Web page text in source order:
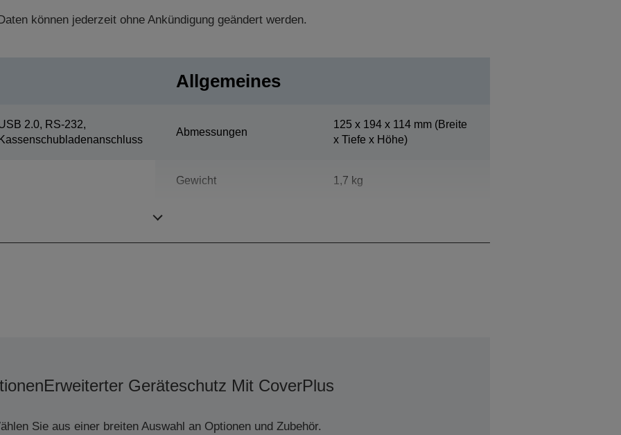
können jederzeit ohne Ankündigung geändert werden.
2.0, RS-232,
Allgemeines
Abmessungen
125‎ x 194 x 114 mm (Breite
x Tiefe x Höhe)
Gewicht 1,7 kg
Erweiterter Geräteschutz Mit CoverPlus
Sie aus einer breiten Auswahl an Optionen und Zubehör.